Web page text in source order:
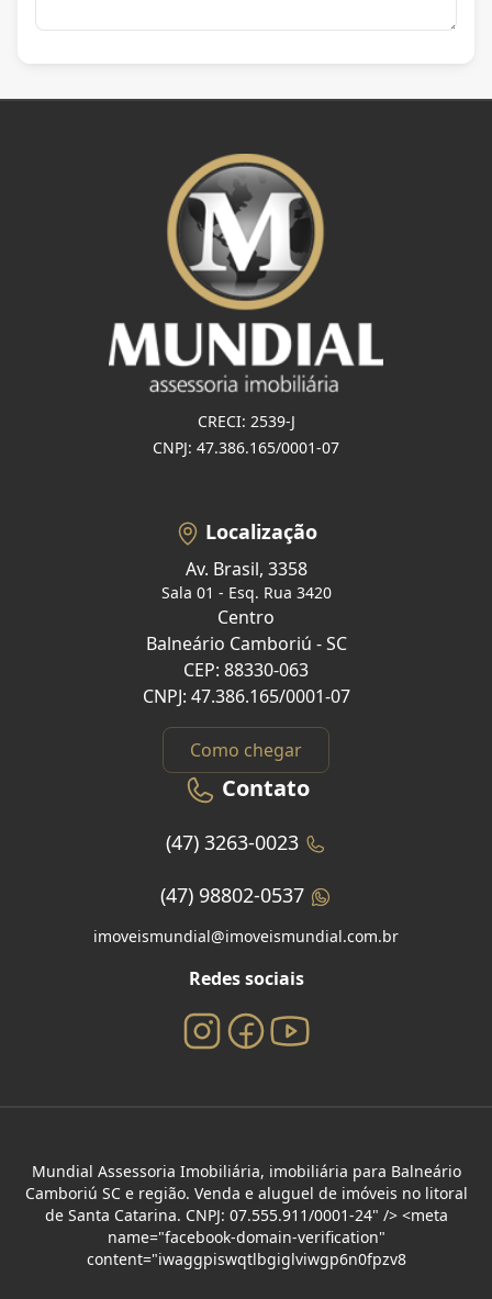
CRECI: 2539-J
CNPJ: 47.386.165/0001-07
Localização
Av. Brasil, 3358
Sala 01 - Esq. Rua 3420
Centro
Balneário Camboriú - SC
CEP: 88330-063
CNPJ: 47.386.165/0001-07
Como chegar
Contato
(47) 3263-0023
(47) 98802-0537
imoveismundial@imoveismundial.com.br
Redes sociais
Mundial Assessoria Imobiliária, imobiliária para Balneário
Camboriú SC e região. Venda e aluguel de imóveis no litoral
de Santa Catarina. CNPJ: 07.555.911/0001-24" /> <meta
name="facebook-domain-verification"
content="iwaggpiswqtlbgiglviwgp6n0fpzv8